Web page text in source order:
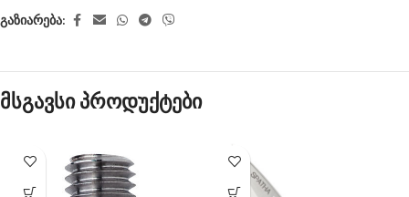
გაზიარება:
მსგავსი პროდუქტები